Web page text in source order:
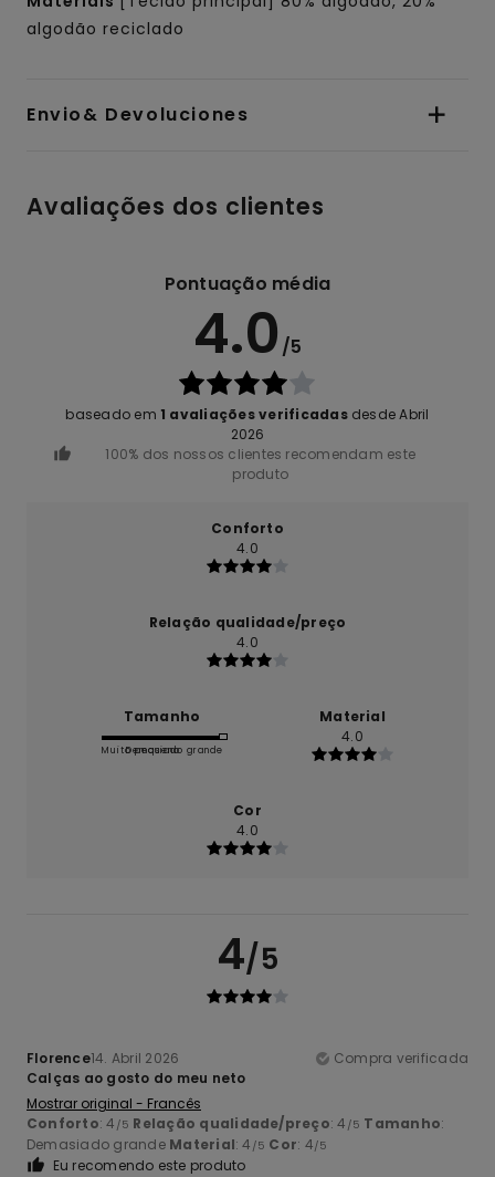
algodão reciclado
Envio& Devoluciones
Avaliações dos clientes
Pontuação média
4.0 /5
baseado em 1 avaliações verificadasdesde Abril
2026
100% dos nossos clientes recomendam este
produto
Conforto
4.0
Relação qualidade/preço
4.0
Tamanho
Muito pequeno
Demasiado grande
Material
4.0
Cor
4.0
4/5
Florence14. Abril 2026
Compra verificada
Calças ao gosto do meu neto
Mostrar original - Francês
Conforto: 4 /5 Relação qualidade/preço: 4 /5 Tamanho:
Demasiado grande Material: 4 /5 Cor: 4/5
Eu recomendo este produto